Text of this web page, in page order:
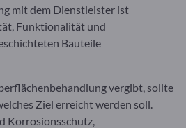
mit dem Dienstleister ist
Funktionalität und
Bauteile
vergibt, sollte
Ziel erreicht werden soll.
Korrosionsschutz,